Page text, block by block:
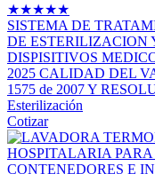
★★★★★
SISTEMA DE
DE ESTERILIZACION
DISPISITIVOS
2025 CALIDAD DEL
1575 de 2007 Y
Esterilización
Cotizar